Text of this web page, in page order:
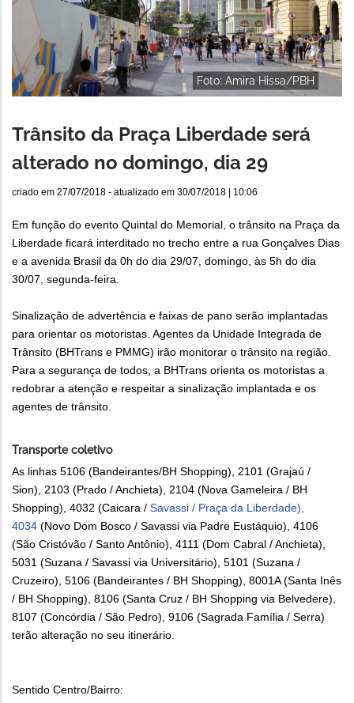
Foto: Amira Hissa/PBH
Trânsito da Praça Liberdade será
alterado no domingo, dia 29
criado em 27/07/2018 - atualizado em 30/07/2018 | 10:06
Em função do evento Quintal do Memorial, o trânsito na Praça da
Liberdade ficará interditado no trecho entre a rua Gonçalves Dias
e a avenida Brasil da 0h do dia 29/07, domingo, às 5h do dia
30/07, segunda-feira.
Sinalização de advertência e faixas de pano serão implantadas
para orientar os motoristas. Agentes da Unidade Integrada de
Trânsito (BHTrans e PMMG) irão monitorar o trânsito na região.
Para a segurança de todos, a BHTrans orienta os motoristas a
redobrar a atenção e respeitar a sinalização implantada e os
agentes de trânsito.
Transporte coletivo
As linhas 5106 (Bandeirantes/BH Shopping), 2101 (Grajaú /
Sion), 2103 (Prado / Anchieta), 2104 (Nova Gameleira / BH
Shopping), 4032 (Caicara / Savassi / Praça da Liberdade),
4034 (Novo Dom Bosco / Savassi via Padre Eustáquio), 4106
(São Cristóvão / Santo Antônio), 4111 (Dom Cabral / Anchieta),
5031 (Suzana / Savassi via Universitário), 5101 (Suzana /
Cruzeiro), 5106 (Bandeirantes / BH Shopping), 8001A (Santa Inês
/ BH Shopping), 8106 (Santa Cruz / BH Shopping via Belvedere),
8107 (Concórdia / São Pedro), 9106 (Sagrada Família / Serra)
terão alteração no seu itinerário.
Sentido Centro/Bairro: